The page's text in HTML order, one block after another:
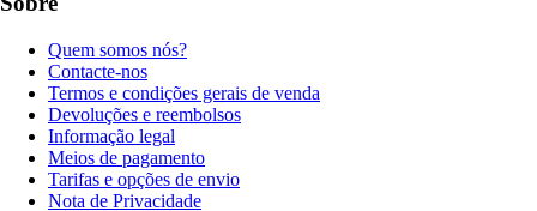
Quem somos nós?
Contacte-nos
Termos e condições gerais de venda
Devoluções e reembolsos
Informação legal
Meios de pagamento
Tarifas e opções de envio
Nota de Privacidade